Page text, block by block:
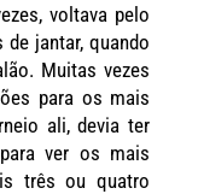
voltava pelo
jantar, quando
Muitas vezes
para os mais
ali, devia ter
ver os mais
três ou quatro